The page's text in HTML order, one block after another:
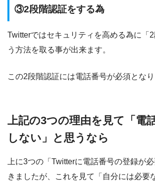
③2段階認証をする為
Twitterではセキュリティを高める為に「
う方法を取る事が出来ます。
この2段階認証には電話番号が必須となり
上記の3つの理由を見て「電
しない」と思うなら
上に3つの「Twitterに電話番号の登録が
きましたが、これを見て「自分には必要